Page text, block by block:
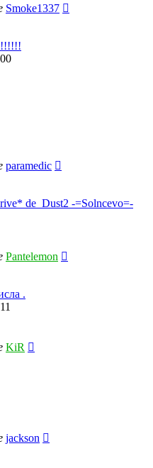
Smoke1337
!!!!!!
paramedic
de_Dust2 -=Solncevo=-
Pantelemon
.
KiR
jackson